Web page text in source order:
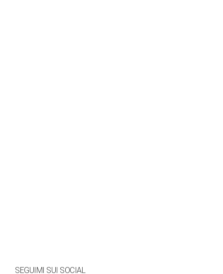
SEGUIMI SUI SOCIAL